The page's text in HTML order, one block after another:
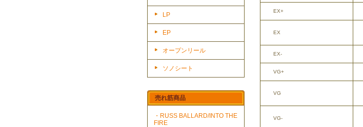
LP
EP
オープンリール
ソノシート
売れ筋商品
・RUSS BALLARD/INTO THE
FIRE
EX+
EX
EX-
VG+
VG
VG-